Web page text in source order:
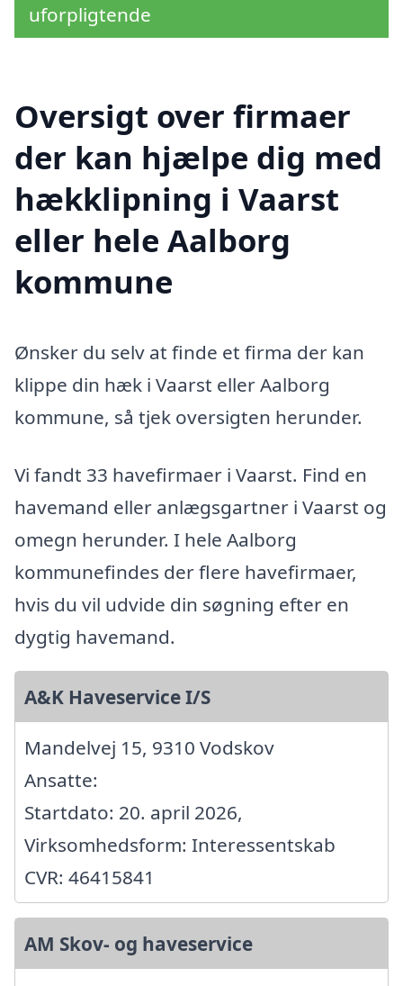
uforpligtende
Oversigt over firmaer
der kan hjælpe dig med
hækklipning i Vaarst
eller hele Aalborg
kommune
Ønsker du selv at finde et firma der kan
klippe din hæk i Vaarst eller Aalborg
kommune, så tjek oversigten herunder.
Vi fandt 33 havefirmaer i Vaarst. Find en
havemand eller anlægsgartner i Vaarst og
omegn herunder. I hele Aalborg
kommunefindes der flere havefirmaer,
hvis du vil udvide din søgning efter en
dygtig havemand.
A&K Haveservice I/S
Mandelvej 15, 9310 Vodskov
Ansatte:
Startdato: 20. april 2026,
Virksomhedsform: Interessentskab
CVR: 46415841
AM Skov- og haveservice